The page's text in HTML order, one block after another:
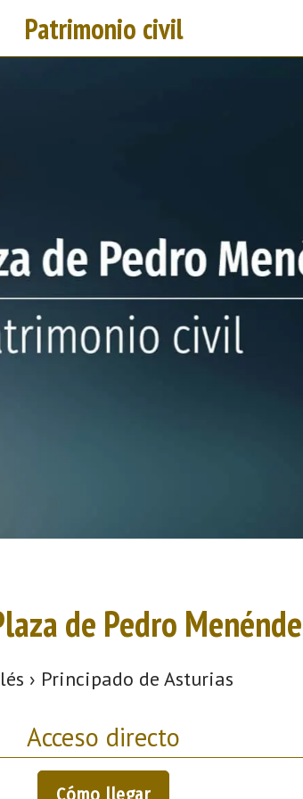
Patrimonio civil
de Pedro
› Principado de Asturias
Acceso directo
Cómo llegar